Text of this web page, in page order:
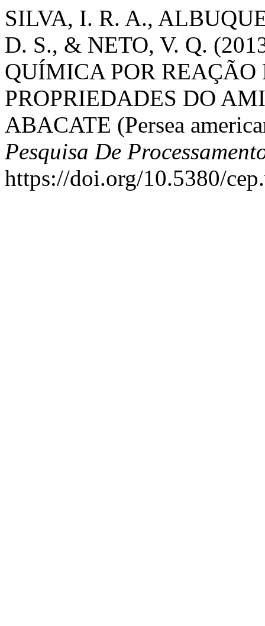
SILVA, I. R. A.,
D. S., & NETO, V. Q.
QUÍMICA POR
PROPRIEDADES DO
ABACATE (Persea
Pesquisa De
https://doi.org/10.5380/